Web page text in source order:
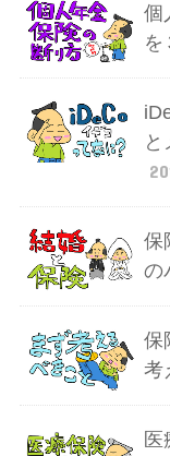
個
を
と
保
の
保
考
医